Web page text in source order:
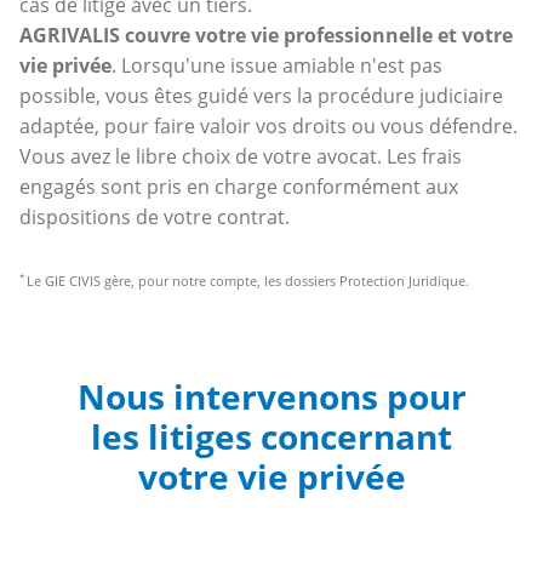
AGRIVALIS couvre votre vie professionnelle et votre
vie privée. Lorsqu'une issue amiable n'est pas
possible, vous êtes guidé vers la procédure judiciaire
adaptée, pour faire valoir vos droits ou vous défendre.
Vous avez le libre choix de votre avocat. Les frais
engagés sont pris en charge conformément aux
dispositions de votre contrat.
* Le GIE CIVIS gère, pour notre compte, les dossiers Protection Juridique.
Nous intervenons pour
les litiges concernant
votre vie privée